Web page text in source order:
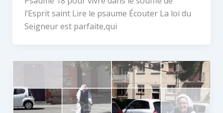
l’Esprit saint Lire le psaume Écouter La loi du
Seigneur est parfaite,qui